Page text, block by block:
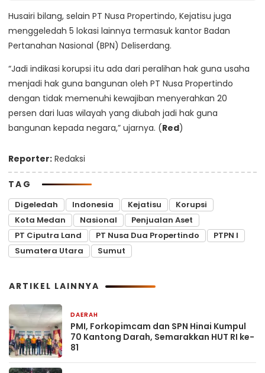
Husairi bilang, selain PT Nusa Propertindo, Kejatisu juga
menggeledah 5 lokasi lainnya termasuk kantor Badan
Pertanahan Nasional (BPN) Deliserdang.
“Jadi indikasi korupsi itu ada dari peralihan hak guna usaha
menjadi hak guna bangunan oleh PT Nusa Propertindo
dengan tidak memenuhi kewajiban menyerahkan 20
persen dari luas wilayah yang diubah jadi hak guna
bangunan kepada negara,” ujarnya. (Red)
Reporter: Redaksi
TAG
Digeledah Indonesia Kejatisu
Korupsi
Kota Medan
Nasional
Penjualan Aset
PT Ciputra Land
PT Nusa Dua Propertindo
PTPN I
Sumatera Utara
Sumut
ARTIKEL LAINNYA
DAERAH
PMI, Forkopimcam dan SPN Hinai Kumpul
70 Kantong Darah, Semarakkan HUT RI ke-
81